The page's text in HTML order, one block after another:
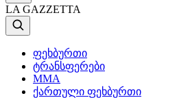
LA GAZZETTA
ფეხბურთი
ტრანსფერები
MMA
ქართული ფეხბურთი